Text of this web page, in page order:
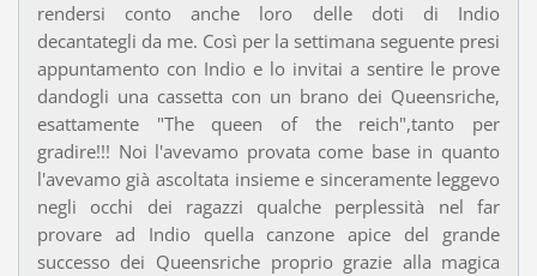
rendersi conto anche loro delle doti di Indio
decantategli da me. Così per la settimana seguente presi
appuntamento con Indio e lo invitai a sentire le prove
dandogli una cassetta con un brano dei Queensriche,
esattamente "The queen of the reich",tanto per
gradire!!! Noi l'avevamo provata come base in quanto
l'avevamo già ascoltata insieme e sinceramente leggevo
negli occhi dei ragazzi qualche perplessità nel far
provare ad Indio quella canzone apice del grande
successo dei Queensriche proprio grazie alla magica